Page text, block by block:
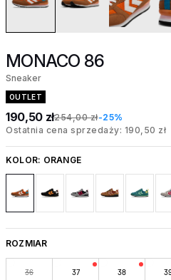
MONACO 86
Sneaker
OUTLET
190,50 zł254,00 zł-25%
Ostatnia cena sprzedaży: 190,50 zł
KOLOR: ORANGE
ROZMIAR
36 37 38